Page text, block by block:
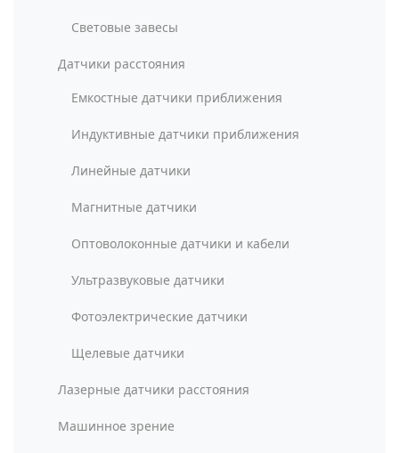
Световые завесы
Датчики расстояния
Емкостные датчики приближения
Индуктивные датчики приближения
Линейные датчики
Магнитные датчики
Оптоволоконные датчики и кабели
Ультразвуковые датчики
Фотоэлектрические датчики
Щелевые датчики
Лазерные датчики расстояния
Машинное зрение